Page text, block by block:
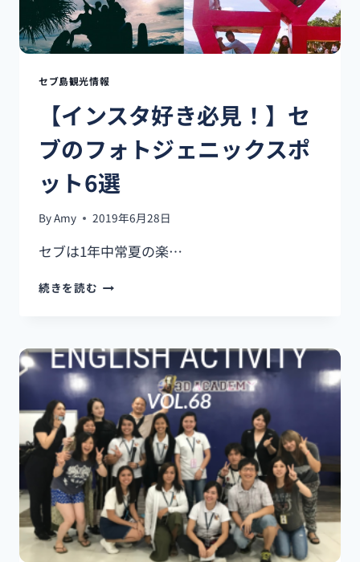
セブ島観光情報
【インスタ好き必見！】セ
ブのフォトジェニックスポ
ット6選
ByAmy 2019年6月28日
セブは1年中常夏の楽…
続きを読む 【イ
好
き
見！】
セ
の
フ
ォ
ト
ジ
ェ
ニ